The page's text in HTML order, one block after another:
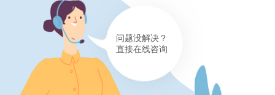
柜酒窖装修供应商，确保无论
和绝佳的回报！
有帮助( 分享
176****1306
问题没解决？
直接在线咨询